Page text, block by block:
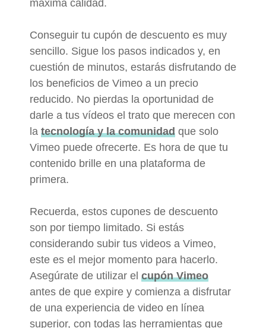
máxima calidad.
Conseguir tu cupón de descuento es muy
sencillo. Sigue los pasos indicados y, en
cuestión de minutos, estarás disfrutando de
los beneficios de Vimeo a un precio
reducido. No pierdas la oportunidad de
darle a tus vídeos el trato que merecen con
la tecnología y la comunidad que solo
Vimeo puede ofrecerte. Es hora de que tu
contenido brille en una plataforma de
primera.
Recuerda, estos cupones de descuento
son por tiempo limitado. Si estás
considerando subir tus videos a Vimeo,
este es el mejor momento para hacerlo.
Asegúrate de utilizar el cupón Vimeo
antes de que expire y comienza a disfrutar
de una experiencia de video en línea
superior, con todas las herramientas que